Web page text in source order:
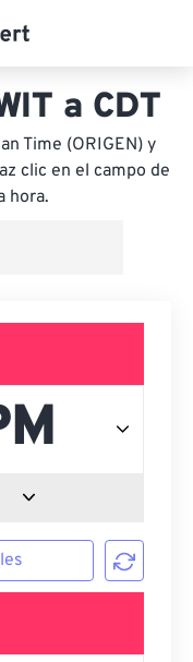
a CDT
Time (ORIGEN) y
clic en el campo de
hora.